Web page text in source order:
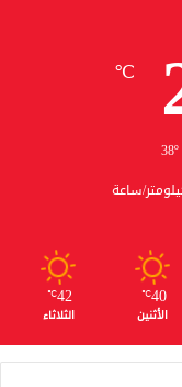
℃
40
℃
الأثنين
42
℃
الثلاثاء